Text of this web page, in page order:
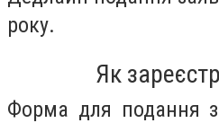
року.
Як
Форма для подання